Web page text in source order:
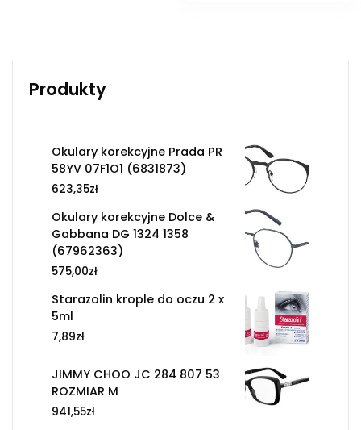
Produkty
Okulary korekcyjne Prada PR
58YV 07F1O1 (6831873)
623,35zł
Okulary korekcyjne Dolce &
Gabbana DG 1324 1358
(67962363)
575,00zł
Starazolin krople do oczu 2 x
5ml
7,89zł
JIMMY CHOO JC 284 807 53
ROZMIAR M
941,55zł